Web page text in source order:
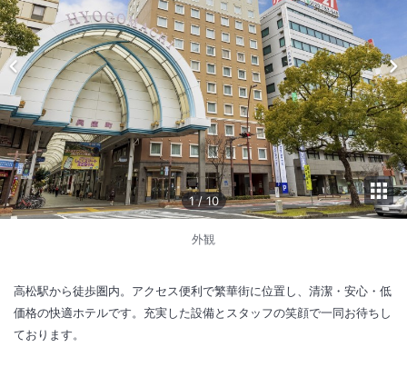
1 /10
外観
高松駅から徒歩圏内。アクセス便利で繁華街に位置し、清潔・安心・低
価格の快適ホテルです。充実した設備とスタッフの笑顔で一同お待ちし
ております。